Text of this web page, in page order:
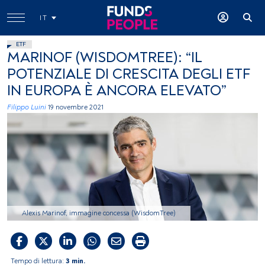
IT
ETF
MARINOF (WISDOMTREE): “IL
POTENZIALE DI CRESCITA DEGLI ETF
IN EUROPA È ANCORA ELEVATO”
Filippo Luini 19 novembre 2021
Alexis Marinof, immagine concessa (WisdomTree)
Tempo di lettura: 3 min.